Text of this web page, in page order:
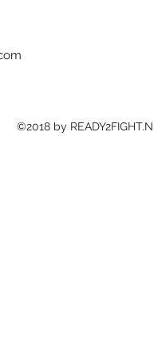
©2018 by